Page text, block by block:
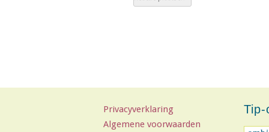
Privacyverklaring
Algemene voorwaarden
Tip-